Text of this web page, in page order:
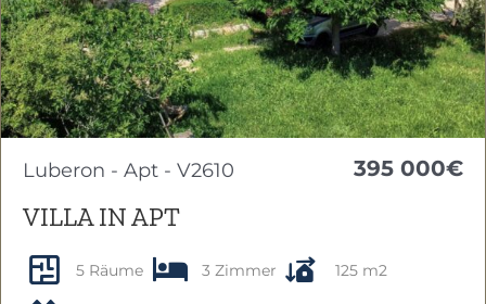
Luberon - Apt - V2610 395 000€
VILLA IN APT
5 Räume 3 Zimmer 125 m2